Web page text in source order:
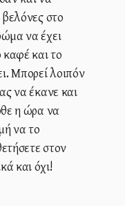
βελόνες στο
να έχει
καφέ και το
Μπορεί λοιπόν
να έκανε και
η ώρα να
να το
στον
και όχι!